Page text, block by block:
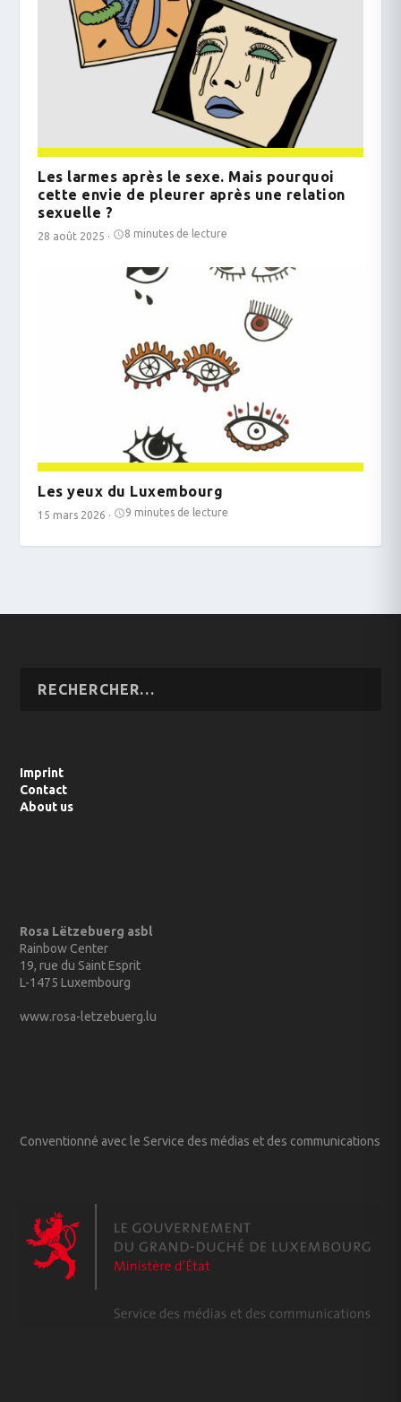
Les larmes après le sexe. Mais pourquoi
cette envie de pleurer après une relation
sexuelle ?
28 août 2025 · 8 minutes de lecture
Les yeux du Luxembourg
15 mars 2026 · 9 minutes de lecture
Imprint
Contact
About us
Rosa Lëtzebuerg asbl
Rainbow Center
19, rue du Saint Esprit
L-1475 Luxembourg
www.rosa-letzebuerg.lu
Conventionné avec le Service des médias et des communications